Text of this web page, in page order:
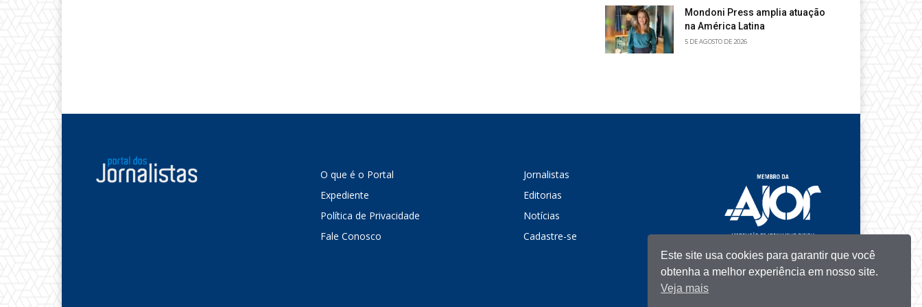
Mondoni Press amplia atuação
na América Latina
5 DE AGOSTO DE 2026
O que é o Portal
Expediente
Política de Privacidade
Fale Conosco
Jornalistas
Editorias
Notícias
Cadastre-se
Este site usa cookies para garantir que você
obtenha a melhor experiência em nosso site.
Veja mais